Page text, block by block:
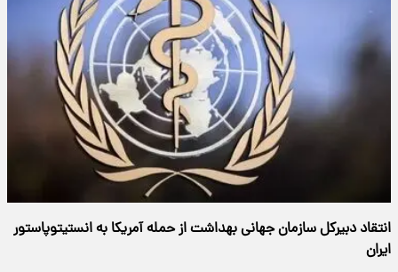
انتقاد دبیرکل سازمان جهانی بهداشت از حمله آمریکا به انستیتوپاستور
ایران